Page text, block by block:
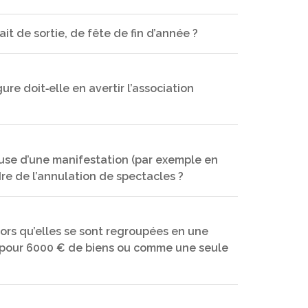
à clef à l’intérieur des bâtiments.
protection des mineurs, vente illicite ou
civile de l’organisateur (l’OCCE), les
lourdes et aller au‐delà de la
et enseignants à la plus grande modération
de sortie, de fête de fin d’année ?
la responsabilité juridique des coopératives
doit‐elle en avertir l’association
organisations spécifiques. Demander
d’une manifestation (par exemple en
de l’annulation de spectacles ?
physique d’un artiste indispensable au
(décors, costumes…) et matériels
se dérouler les spectacles, le retard ou
qu’elles se sont regroupées en une
6000 € de biens ou comme une seule